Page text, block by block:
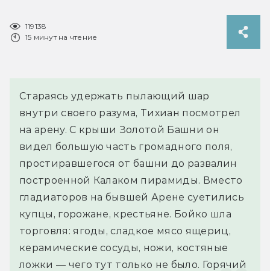
119138
15 минут на чтение
Стараясь удержать пылающий шар
внутри своего разума, Тихиан посмотрел
на арену. С крыши Золотой Башни он
видел большую часть громадного поля,
простиравшегося от башни до развалин
построенной Калаком пирамиды. Вместо
гладиаторов на бывшей Арене суетились
купцы, горожане, крестьяне. Бойко шла
торговля: ягоды, сладкое мясо ящериц,
керамические сосуды, ножи, костяные
ложки — чего тут только не было. Горячий